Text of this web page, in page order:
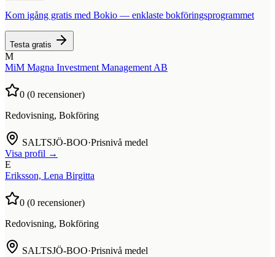
Kom igång gratis med Bokio — enklaste bokföringsprogrammet
Testa gratis
M
MiM Magna Investment Management AB
0 (0 recensioner)
Redovisning, Bokföring
SALTSJÖ-BOO·Prisnivå medel
Visa profil →
E
Eriksson, Lena Birgitta
0 (0 recensioner)
Redovisning, Bokföring
SALTSJÖ-BOO·Prisnivå medel